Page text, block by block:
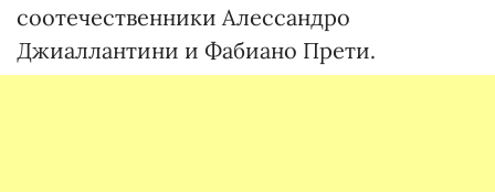
соотечественники Алессандро
Джиаллантини и Фабиано Прети.